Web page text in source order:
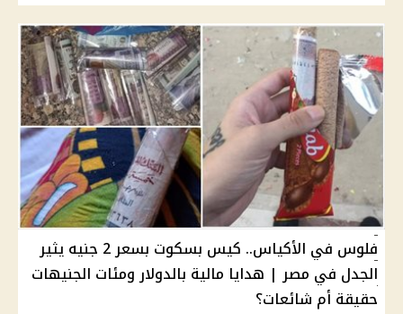
فلوس في الأكياس.. كيس بسكوت بسعر 2 جنيه يثير
الجدل في مصر | هدايا مالية بالدولار ومئات الجنيهات
حقيقة أم شائعات؟